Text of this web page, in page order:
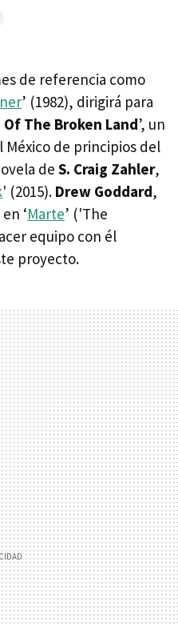
de referencia como
’ (1982), dirigirá para
The Broken Land’, un
de principios del
de S. Craig Zahler,
' (2015). Drew Goddard,
‘Marte’ ('The
equipo con él
proyecto.